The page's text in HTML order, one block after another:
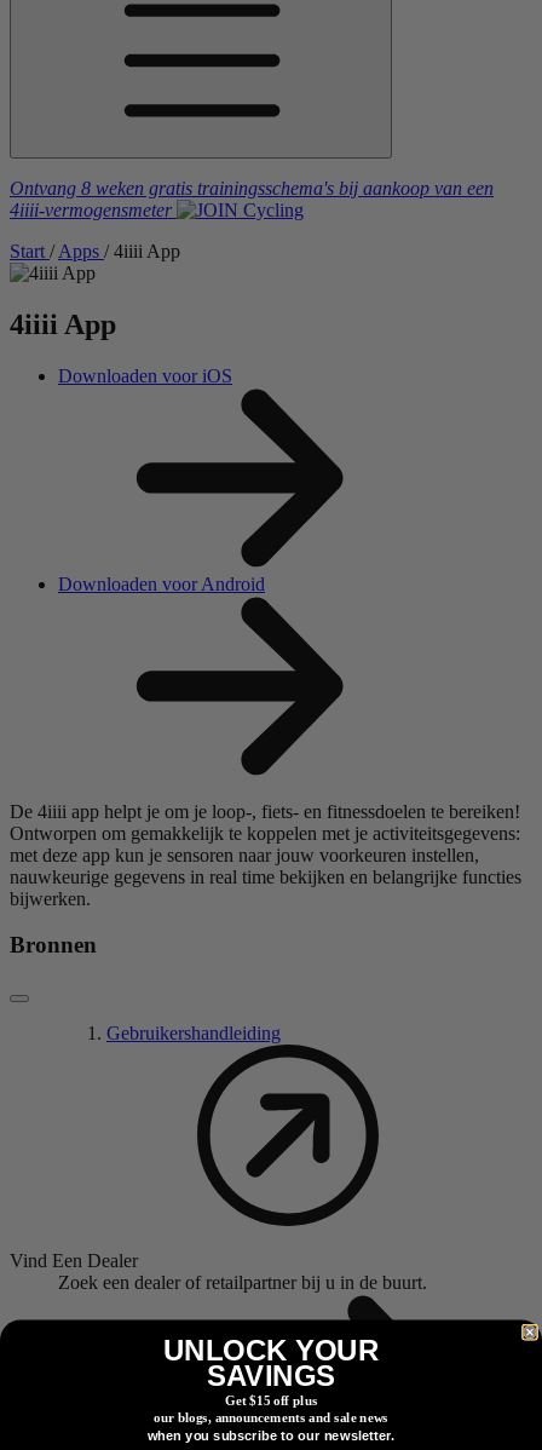
Ontvang 8 weken gratis trainingsschema's bij aankoop van een
4iiii-vermogensmeter
Start / Apps / 4iiii App
4iiii App
Downloaden voor iOS
Downloaden voor Android
De 4iiii app helpt je om je loop-, fiets- en fitnessdoelen te bereiken!
Ontworpen om gemakkelijk te koppelen met je activiteitsgegevens:
met deze app kun je sensoren naar jouw voorkeuren instellen,
nauwkeurige gegevens in real time bekijken en belangrijke functies
bijwerken.
Bronnen
Gebruikershandleiding
Vind Een Dealer
Zoek een dealer of retailpartner bij u in de buurt.
UNLOCK YOUR
SAVINGS
Get $15 off plus
our blogs, announcements and sale news
when you subscribe to our newsletter.